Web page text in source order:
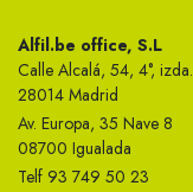
Alfil.be office, S.L
Calle Alcalá, 54, 4°, izda.
28014 Madrid
Av. Europa, 35 Nave 8
08700 Igualada
Telf 93 749 50 23